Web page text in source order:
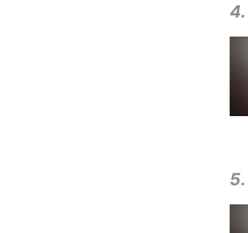
4.
5.